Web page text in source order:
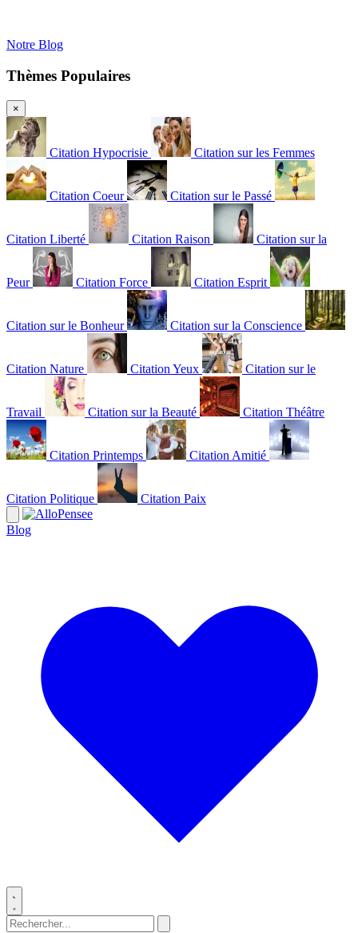
Notre Blog
Thèmes Populaires
×
Citation Hypocrisie Citation sur les Femmes
Citation Coeur Citation sur le Passé
Citation Liberté Citation Raison Citation sur la
Peur Citation Force Citation Esprit
Citation sur le Bonheur Citation sur la Conscience
Citation Nature Citation Yeux Citation sur le
Travail Citation sur la Beauté Citation Théâtre
Citation Printemps Citation Amitié
Citation Politique Citation Paix
Blog